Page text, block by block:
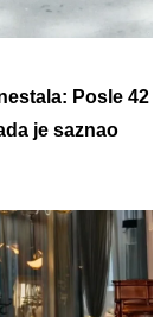
Posle 42
je saznao